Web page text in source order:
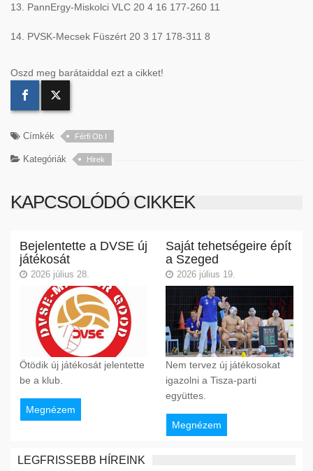
13. PannErgy-Miskolci VLC 20 4 16 177-260 11
14. PVSK-Mecsek Füszért 20 3 17 178-311 8
Oszd meg barátaiddal ezt a cikket!
Címkék Férfi Ob I
Kategóriák Hirek
KAPCSOLÓDÓ CIKKEK
Bejelentette a DVSE új
játékosát
2026 július 28.
Ötödik új játékosát jelentette
be a klub.
Megnézem
Saját tehetségeire épít
a Szeged
2026 július 19.
Nem tervez új játékosokat
igazolni a Tisza-parti
együttes.
Megnézem
LEGFRISSEBB HÍREINK